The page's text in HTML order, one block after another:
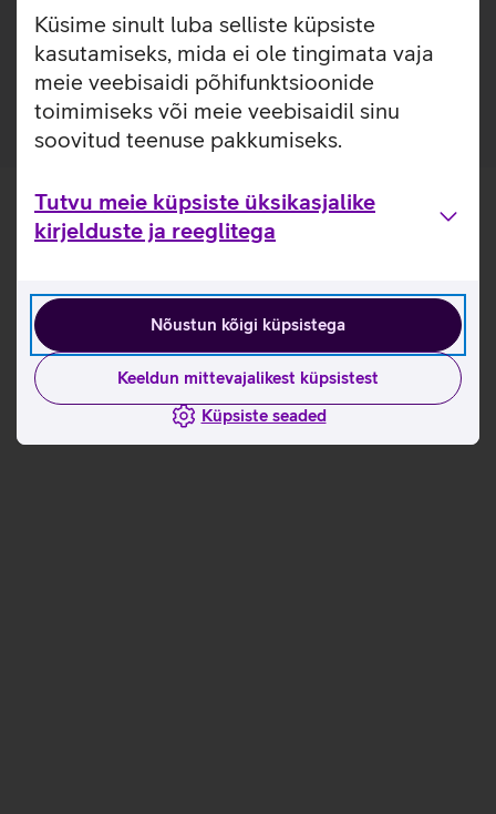
Küsime sinult luba selliste küpsiste
kasutamiseks, mida ei ole tingimata vaja
meie veebisaidi põhifunktsioonide
toimimiseks või meie veebisaidil sinu
soovitud teenuse pakkumiseks.
Tutvu meie küpsiste üksikasjalike
kirjelduste ja reeglitega
Nõustun kõigi küpsistega
Keeldun mittevajalikest küpsistest
Küpsiste seaded
Puro USB-C kaabel sobib kõigi USB-C pesaga seadmete
laadimiseks. Kaabel on valmistatud vedelast silikoonist
ning tänu sellele ei lähe see sõlme.